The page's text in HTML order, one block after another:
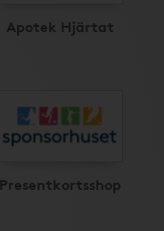
Apotek Hjärtat
Presentkortsshop